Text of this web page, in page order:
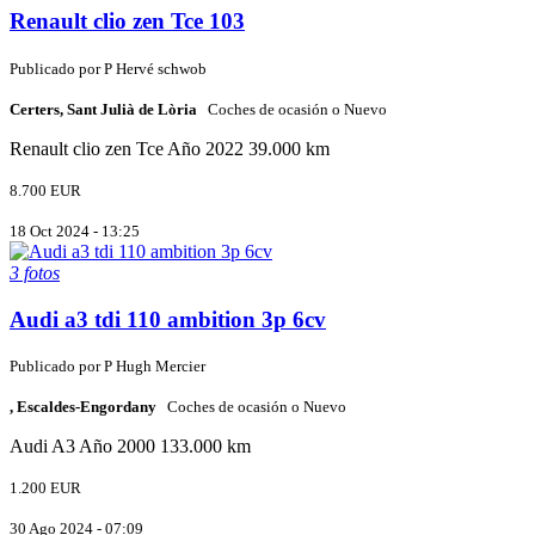
Renault clio zen Tce 103
Publicado porP Hervé schwob
Certers, Sant Julià de Lòria Coches de ocasión o Nuevo
Renault clio zen Tce Año 2022 39.000 km
8.700 EUR
18 Oct 2024 - 13:25
3 fotos
Audi a3 tdi 110 ambition 3p 6cv
Publicado porP Hugh Mercier
, Escaldes-Engordany Coches de ocasión o Nuevo
Audi A3 Año 2000 133.000 km
1.200 EUR
30 Ago 2024 - 07:09